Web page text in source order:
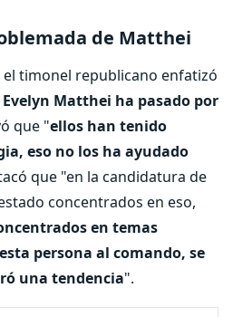
de Matthei
el timonel republicano enfatizó
Matthei ha pasado por
que "ellos han tenido
eso no los ha ayudado
que "en la candidatura de
concentrados en eso,
en temas
persona al comando, se
una tendencia".